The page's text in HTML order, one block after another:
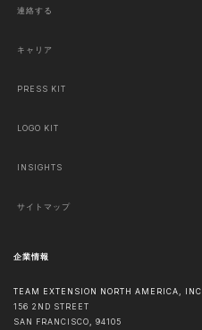
連絡する
キャリア
PRESS KIT
LOGO KIT
INSIGHTS
サイトマップ
企業情報
TEAM EXTENSION NORTH AMERICA, INC
156 2ND STREET
SAN FRANCISCO, 94105